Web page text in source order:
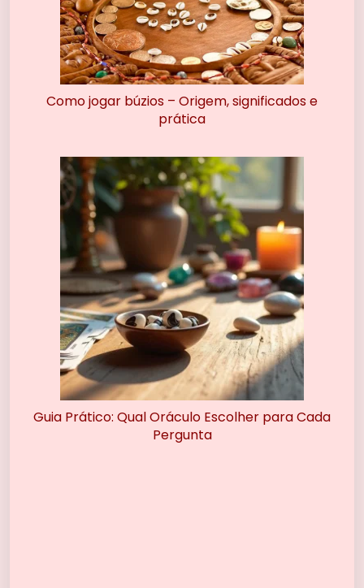
Como jogar búzios – Origem, significados e
prática
Guia Prático: Qual Oráculo Escolher para Cada
Pergunta